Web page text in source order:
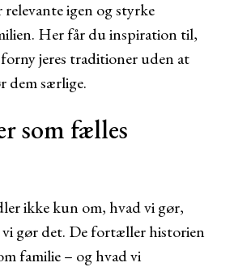
relevante igen og styrke
Her får du inspiration til,
jeres traditioner uden at
dem særlige.
som fælles
ikke kun om, hvad vi gør,
gør det. De fortæller historien
familie – og hvad vi